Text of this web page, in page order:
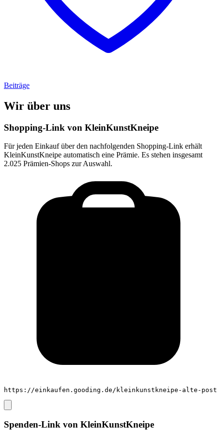
Beiträge
Wir über uns
Shopping-Link von KleinKunstKneipe
Für jeden Einkauf über den nachfolgenden Shopping-Link erhält
KleinKunstKneipe automatisch eine Prämie. Es stehen insgesamt
2.025 Prämien-Shops zur Auswahl.
https://einkaufen.gooding.de/kleinkunstkneipe-alte-
Spenden-Link von KleinKunstKneipe